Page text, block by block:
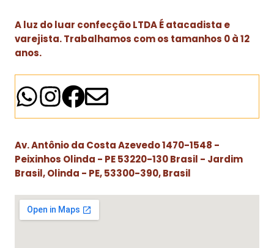
A luz do luar confecção LTDA É atacadista e
varejista. Trabalhamos com os tamanhos 0 à 12
anos.
Av. Antônio da Costa Azevedo 1470-1548 -
Peixinhos Olinda - PE 53220-130 Brasil - Jardim
Brasil, Olinda - PE, 53300-390, Brasil